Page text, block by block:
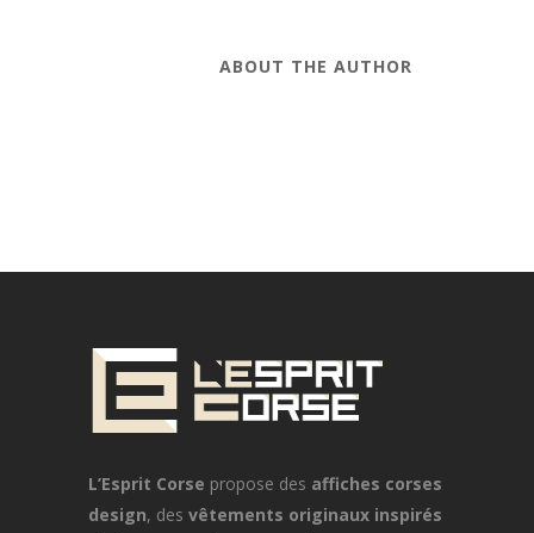
ABOUT THE AUTHOR
L’Esprit Corse propose des affiches corses
design, des vêtements originaux inspirés